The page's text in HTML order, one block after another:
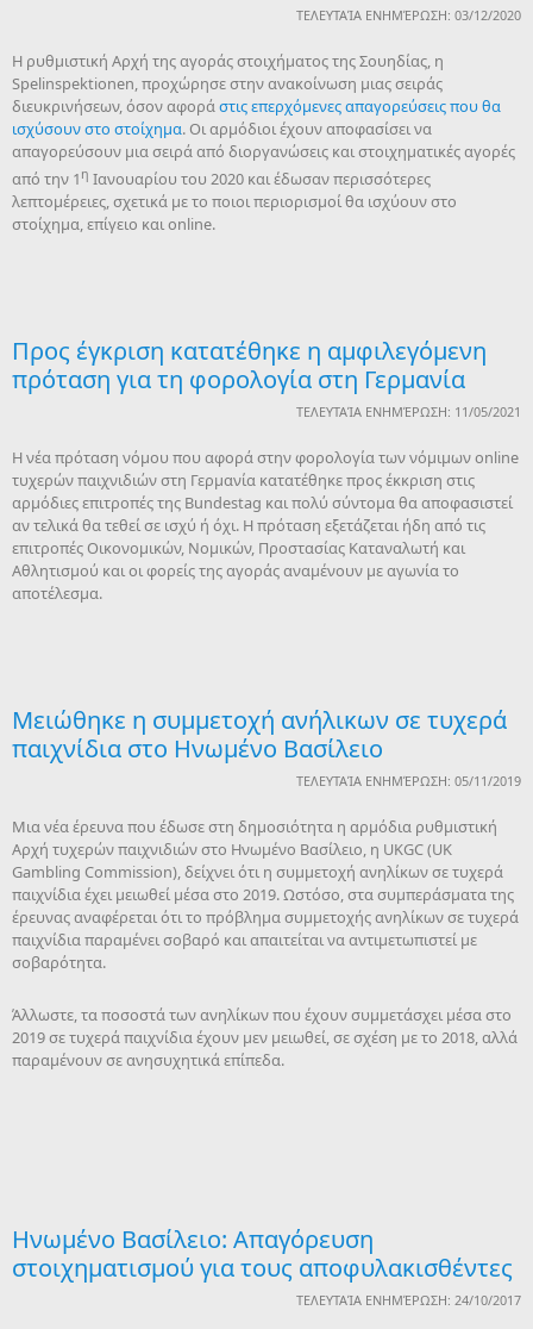
ΤΕΛΕΥΤΑΊΑ ΕΝΗΜΈΡΩΣΗ: 03/12/2020
Η ρυθμιστική Αρχή της αγοράς στοιχήματος της Σουηδίας, η
Spelinspektionen, προχώρησε στην ανακοίνωση μιας σειράς
διευκρινήσεων, όσον αφοράστις επερχόμενες απαγορεύσεις που θα
ισχύσουν στο στοίχημα. Οι αρμόδιοι έχουν αποφασίσει να
απαγορεύσουν μια σειρά από διοργανώσεις και στοιχηματικές αγορές
από την 1 η Ιανουαρίου του 2020 και έδωσαν περισσότερες
λεπτομέρειες, σχετικά με το ποιοι περιορισμοί θα ισχύουν στο
στοίχημα, επίγειο και online.
Προς έγκριση κατατέθηκε η αμφιλεγόμενη
πρόταση για τη φορολογία στη Γερμανία
ΤΕΛΕΥΤΑΊΑ ΕΝΗΜΈΡΩΣΗ: 11/05/2021
Η νέα πρόταση νόμου που αφορά στην φορολογία των νόμιμων online
τυχερών παιχνιδιών στη Γερμανία κατατέθηκε προς έκκριση στις
αρμόδιες επιτροπές της Bundestag και πολύ σύντομα θα αποφασιστεί
αν τελικά θα τεθεί σε ισχύ ή όχι. Η πρόταση εξετάζεται ήδη από τις
επιτροπές Οικονομικών, Νομικών, Προστασίας Καταναλωτή και
Αθλητισμού και οι φορείς της αγοράς αναμένουν με αγωνία το
αποτέλεσμα.
Μειώθηκε η συμμετοχή ανήλικων σε τυχερά
παιχνίδια στο Ηνωμένο Βασίλειο
ΤΕΛΕΥΤΑΊΑ ΕΝΗΜΈΡΩΣΗ: 05/11/2019
Μια νέα έρευνα που έδωσε στη δημοσιότητα η αρμόδια ρυθμιστική
Αρχή τυχερών παιχνιδιών στο Ηνωμένο Βασίλειο, η UKGC (UK
Gambling Commission), δείχνει ότι η συμμετοχή ανηλίκων σε τυχερά
παιχνίδια έχει μειωθεί μέσα στο 2019. Ωστόσο, στα συμπεράσματα της
έρευνας αναφέρεται ότι το πρόβλημα συμμετοχής ανηλίκων σε τυχερά
παιχνίδια παραμένει σοβαρό και απαιτείται να αντιμετωπιστεί με
σοβαρότητα.
Άλλωστε, τα ποσοστά των ανηλίκων που έχουν συμμετάσχει μέσα στο
2019 σε τυχερά παιχνίδια έχουν μεν μειωθεί, σε σχέση με το 2018, αλλά
παραμένουν σε ανησυχητικά επίπεδα.
Ηνωμένο Βασίλειο: Απαγόρευση
στοιχηματισμού για τους αποφυλακισθέντες
ΤΕΛΕΥΤΑΊΑ ΕΝΗΜΈΡΩΣΗ: 24/10/2017